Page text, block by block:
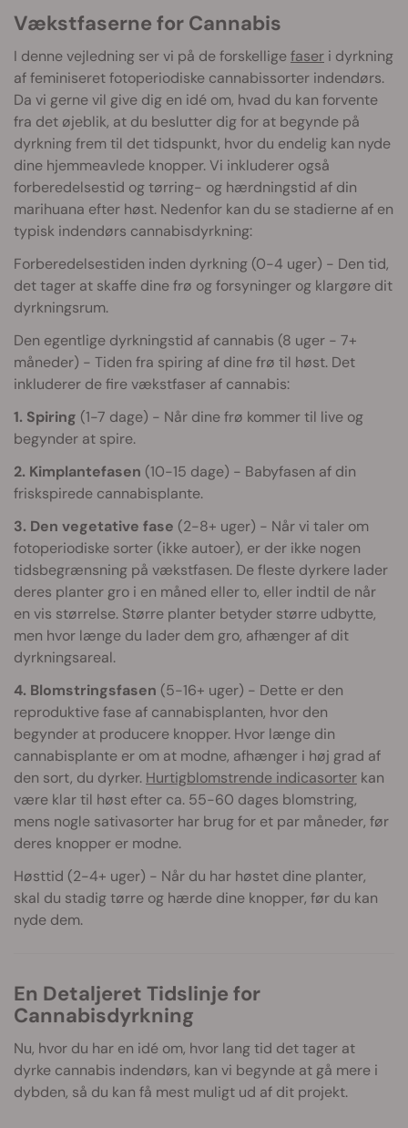
Vækstfaserne for Cannabis
I denne vejledning ser vi på de forskelligefaser i dyrkning
af feminiseret fotoperiodiske cannabissorter indendørs.
Da vi gerne vil give dig en idé om, hvad du kan forvente
fra det øjeblik, at du beslutter dig for at begynde på
dyrkning frem til det tidspunkt, hvor du endelig kan nyde
dine hjemmeavlede knopper. Vi inkluderer også
forberedelsestid og tørring- og hærdningstid af din
marihuana efter høst. Nedenfor kan du se stadierne af en
typisk indendørs cannabisdyrkning:
Forberedelsestiden inden dyrkning (0-4 uger) - Den tid,
det tager at skaffe dine frø og forsyninger og klargøre dit
dyrkningsrum.
Den egentlige dyrkningstid af cannabis (8 uger - 7+
måneder) - Tiden fra spiring af dine frø til høst. Det
inkluderer de fire vækstfaser af cannabis:
1. Spiring (1-7 dage) - Når dine frø kommer til live og
begynder at spire.
2. Kimplantefasen (10-15 dage) - Babyfasen af din
friskspirede cannabisplante.
3. Den vegetative fase (2-8+ uger) - Når vi taler om
fotoperiodiske sorter (ikke autoer), er der ikke nogen
tidsbegrænsning på vækstfasen. De fleste dyrkere lader
deres planter gro i en måned eller to, eller indtil de når
en vis størrelse. Større planter betyder større udbytte,
men hvor længe du lader dem gro, afhænger af dit
dyrkningsareal.
4. Blomstringsfasen (5-16+ uger) - Dette er den
reproduktive fase af cannabisplanten, hvor den
begynder at producere knopper. Hvor længe din
cannabisplante er om at modne, afhænger i høj grad af
den sort, du dyrker. Hurtigblomstrende indicasorter kan
være klar til høst efter ca. 55-60 dages blomstring,
mens nogle sativasorter har brug for et par måneder, før
deres knopper er modne.
Høsttid (2-4+ uger) - Når du har høstet dine planter,
skal du stadig tørre og hærde dine knopper, før du kan
nyde dem.
En Detaljeret Tidslinje for
Cannabisdyrkning
Nu, hvor du har en idé om, hvor lang tid det tager at
dyrke cannabis indendørs, kan vi begynde at gå mere i
dybden, så du kan få mest muligt ud af dit projekt.